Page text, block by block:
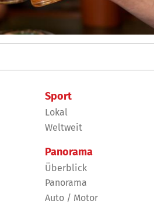
Sport
Lokal
Weltweit
Panorama
Überblick
Panorama
Auto / Motor